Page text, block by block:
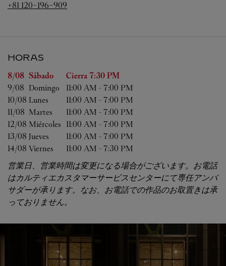
+81 120-196-909
HORAS
Día de la semana Horas
8/08 Sábado Cierra 7:30 PM
9/08 Domingo 11:00 AM - 7:00 PM
10/08 Lunes 11:00 AM - 7:00 PM
11/08 Martes 11:00 AM - 7:00 PM
12/08 Miércoles 11:00 AM - 7:00 PM
13/08 Jueves 11:00 AM - 7:00 PM
14/08 Viernes 11:00 AM - 7:30 PM
営業日、営業時間は変更になる場合がございます。お電話
はカルティエカスタマーサービスセンターにて専任アンバ
サダーが承ります。なお、お電話での作品のお取置きは承
っておりません。